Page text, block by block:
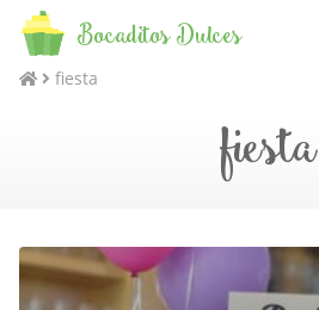
Bocaditos Dulces
fiesta
fiesta